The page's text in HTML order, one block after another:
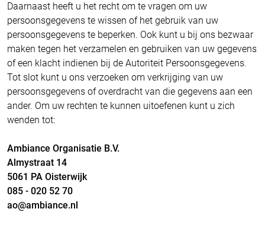
Daarnaast heeft u het recht om te vragen om uw
persoonsgegevens te wissen of het gebruik van uw
persoonsgegevens te beperken. Ook kunt u bij ons bezwaar
maken tegen het verzamelen en gebruiken van uw gegevens
of een klacht indienen bij de Autoriteit Persoonsgegevens.
Tot slot kunt u ons verzoeken om verkrijging van uw
persoonsgegevens of overdracht van die gegevens aan een
ander. Om uw rechten te kunnen uitoefenen kunt u zich
wenden tot:
Ambiance Organisatie B.V.
Almystraat 14
5061 PA Oisterwijk
085 - 020 52 70
ao@ambiance.nl